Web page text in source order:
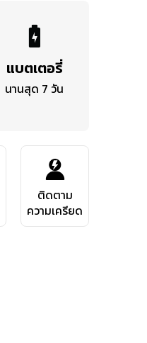
แบตเตอรี่
นานสุด 7 วัน
ติดตาม
ความเครียด